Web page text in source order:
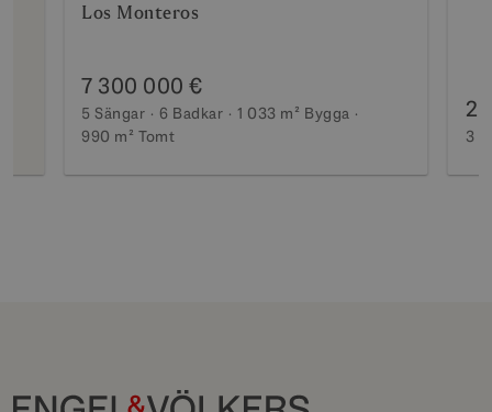
Los Monteros
7 300 000 €
5 Sängar 6 Badkar 1 033 m² Bygga
990 m² Tomt
2
3